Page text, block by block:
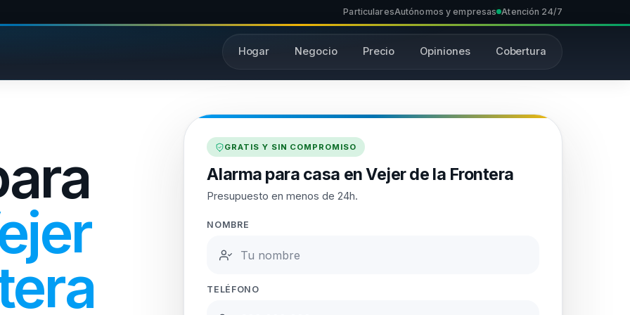
ParticularesAutónomos y empresas Atención 24/7
Hogar Negocio Precio Opiniones Cobertura
GRATIS Y SIN COMPROMISO
Alarma para casa en Vejer de la Frontera
Presupuesto en menos de 24h.
NOMBRE
TELÉFONO